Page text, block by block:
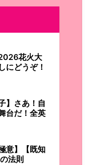
花火大
にどうぞ！
】さあ！自
台だ！全英
意】【既知
法則